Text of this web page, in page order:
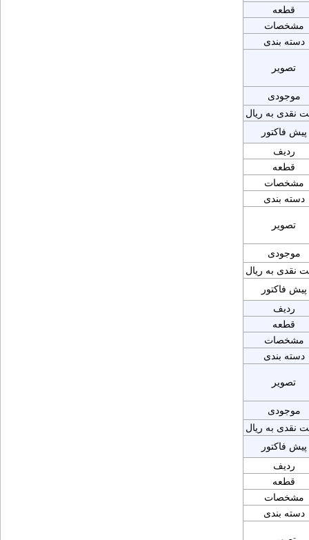
قطعه
مشخصات
دسته بندی
تصویر
موجودی
نقدی به ریال
پیش فاکتور
ردیف
قطعه
مشخصات
دسته بندی
تصویر
موجودی
نقدی به ریال
پیش فاکتور
ردیف
قطعه
مشخصات
دسته بندی
تصویر
موجودی
نقدی به ریال
پیش فاکتور
ردیف
قطعه
مشخصات
دسته بندی